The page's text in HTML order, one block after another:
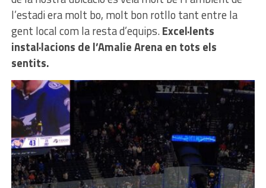
l’estadi era molt bo, molt bon rotllo tant entre la
gent local com la resta d’equips.Excel·lents
instal·lacions de l’Amalie Arena en tots els
sentits.